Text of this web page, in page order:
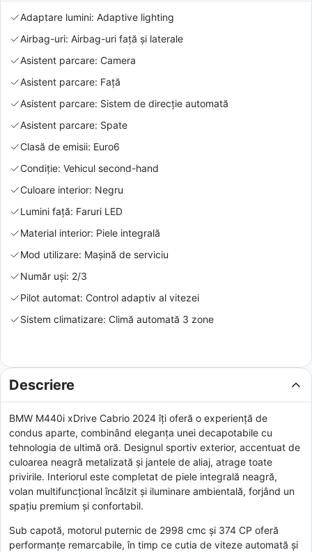
Adaptare lumini: Adaptive lighting
Airbag-uri: Airbag-uri față și laterale
Asistent parcare: Camera
Asistent parcare: Față
Asistent parcare: Sistem de direcție automată
Asistent parcare: Spate
Clasă de emisii: Euro6
Condiție: Vehicul second-hand
Culoare interior: Negru
Lumini față: Faruri LED
Material interior: Piele integrală
Mod utilizare: Mașină de serviciu
Număr uși: 2/3
Pilot automat: Control adaptiv al vitezei
Sistem climatizare: Climă automată 3 zone
Descriere
BMW M440i xDrive Cabrio 2024 îţi oferă o experienţă de
condus aparte, combinând eleganţa unei decapotabile cu
tehnologia de ultimă oră. Designul sportiv exterior, accentuat de
culoarea neagră metalizată şi jantele de aliaj, atrage toate
privirile. Interiorul este completat de piele integrală neagră,
volan multifuncțional încălzit şi iluminare ambientală, forjând un
spaţiu premium şi confortabil.
Sub capotă, motorul puternic de 2998 cmc şi 374 CP oferă
performanţe remarcabile, în timp ce cutia de viteze automată şi